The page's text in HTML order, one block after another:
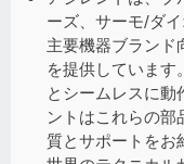
ーズ、サーモ/ダ
主要機器ブランド
を提供していま
とシームレスに動
ントはこれらの
質とサポートをお